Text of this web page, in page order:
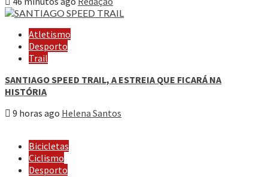
Atletismo
Desporto
Trail
SANTIAGO SPEED TRAIL, A ESTREIA QUE FICARÁ NA
HISTÓRIA
9 horas ago Helena Santos
Bicicletas
Ciclismo
Desporto